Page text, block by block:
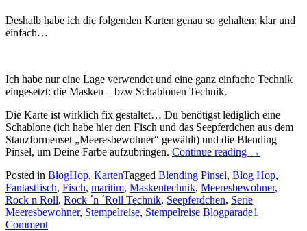
Deshalb habe ich die folgenden Karten genau so gehalten: klar und
einfach…
Ich habe nur eine Lage verwendet und eine ganz einfache Technik
eingesetzt: die Masken – bzw Schablonen Technik.
Die Karte ist wirklich fix gestaltet… Du benötigst lediglich eine
Schablone (ich habe hier den Fisch und das Seepferdchen aus dem
Stanzformenset „Meeresbewohner“ gewählt) und die Blending
Pinsel, um Deine Farbe aufzubringen. Continue reading
Parade:
Clean
and
simple…“
→
Posted in BlogHop, KartenTagged Blending Pinsel, Blog Hop,
Fantastfisch, Fisch, maritim, Maskentechnik, Meeresbewohner,
Rock n Roll, Rock ´n ´Roll Technik, Seepferdchen, Serie
Meeresbewohner, Stempelreise, Stempelreise Blogparade1
Comment